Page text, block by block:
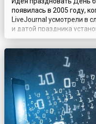
появилась в 2005 году,
LiveJournal усмотрели в
и датой праздника
Инициаторы Дня блога
знакомству с
интересами. Для этого
рецензии о пяти разных